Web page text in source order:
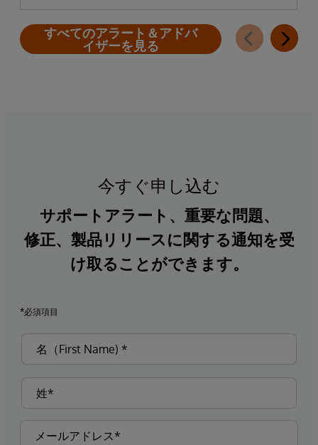
すべてのアラート＆アドバ
イザーを見る
今すぐ申し込む
サポートアラート、重要な問題、
修正、製品リリースに関する通知を受
け取ることができます。
*必須項目